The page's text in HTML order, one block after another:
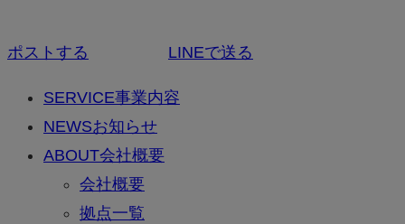
ポストする LINEで送る
SERVICE事業内容
NEWSお知らせ
ABOUT会社概要
会社概要
拠点一覧